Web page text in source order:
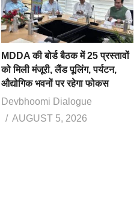
MDDA की बोर्ड बैठक में 25 प्रस्तावों
को मिली मंजूरी, लैंड पूलिंग, पर्यटन,
औद्योगिक भवनों पर रहेगा फोकस
Devbhoomi Dialogue
AUGUST 5, 2026